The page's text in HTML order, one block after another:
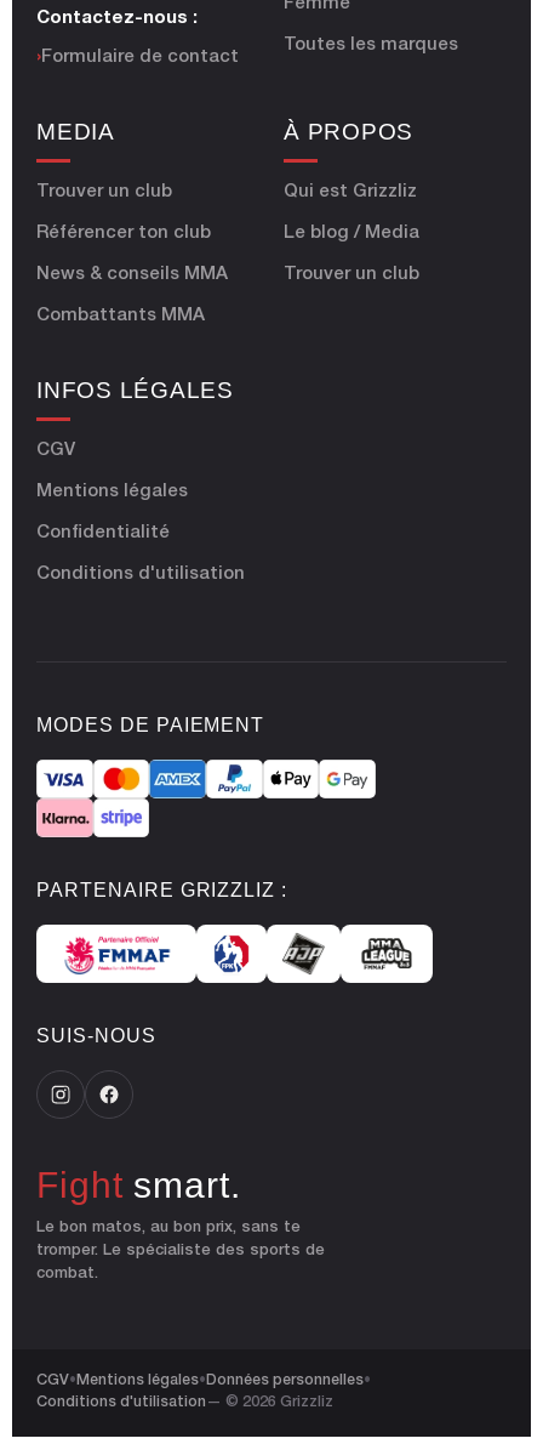
Contactez-nous :
›Formulaire de contact
Femme
Toutes les marques
MEDIA
Trouver un club
Référencer ton club
News & conseils MMA
Combattants MMA
À PROPOS
Qui est Grizzliz
Le blog / Media
Trouver un club
INFOS LÉGALES
CGV
Mentions légales
Confidentialité
Conditions d'utilisation
MODES DE PAIEMENT
PARTENAIRE GRIZZLIZ :
SUIS-NOUS
Fight smart.
Le bon matos, au bon prix, sans te
tromper. Le spécialiste des sports de
combat.
CGV•Mentions légales•Données personnelles•
Conditions d'utilisation — © 2026 Grizzliz